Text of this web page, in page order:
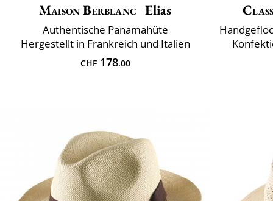
Maison Berblanc Elias
Authentische Panamahüte
Hergestellt in Frankreich und Italien
CHF178.00